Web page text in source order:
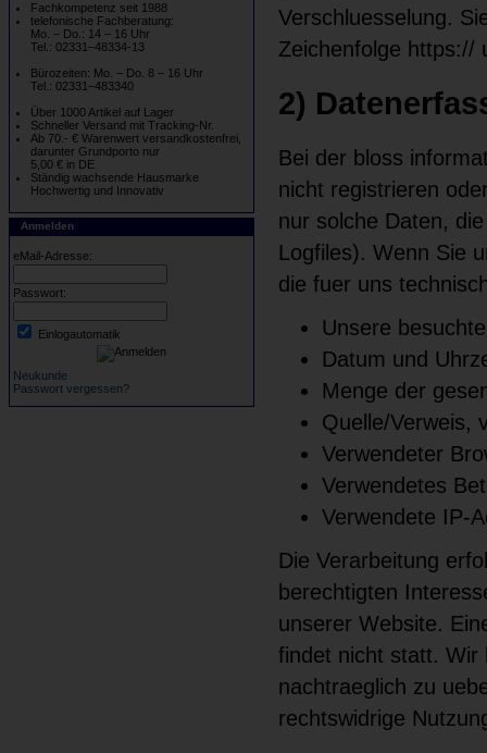
Fachkompetenz seit 1988
telefonische Fachberatung:
Mo. – Do.: 14 – 16 Uhr
Tel.: 02331–48334-13
Bürozeiten: Mo. – Do. 8 – 16 Uhr
Tel.: 02331–483340
Über 1000 Artikel auf Lager
Schneller Versand mit Tracking-Nr.
Ab 70.- € Warenwert versandkostenfrei,
darunter Grundporto nur
5,00 € in DE
Ständig wachsende Hausmarke
Hochwertig und Innovativ
Anmelden
eMail-Adresse:
Passwort:
Einlogautomatik
Neukunde
Passwort vergessen?
Verschluesselung.
Zeichenfolge https://
2)
Bei der bloss
nicht registrieren
nur solche Daten,
Logfiles). Wenn Sie
die fuer uns
Unsere
Datum und
Menge der
Quelle/Verweis,
Verwendeter
Verwendetes
Verwendete IP-
Die Verarbeitung
berechtigten
unserer Website.
findet nicht statt. Wir
nachtraeglich zu
rechtswidrige